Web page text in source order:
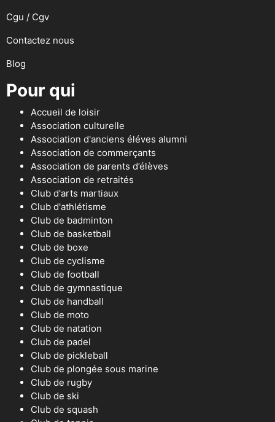
Cgu / Cgv
Contactez nous
Blog
Pour qui
Accueil de loisir
Association culturelle
Association d'anciens éléves alumni
Association de commerçants
Association de parents d’élèves
Association de retraités
Club d'arts martiaux
Club d'athlétisme
Club de badminton
Club de basketball
Club de boxe
Club de cyclisme
Club de football
Club de gymnastique
Club de handball
Club de moto
Club de natation
Club de padel
Club de pickleball
Club de plongée sous marine
Club de rugby
Club de ski
Club de squash